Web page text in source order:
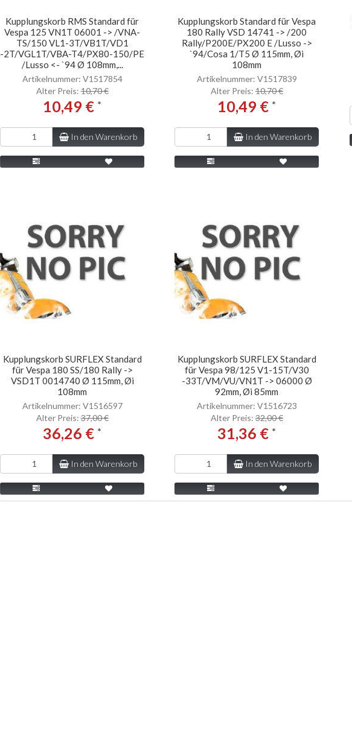
Kupplungskorb RMS Standard für
Vespa 125 VN1T 06001 -> /VNA-
TS/150 VL1-3T/VB1T/VD1
-2T/VGL1T/VBA-T4/PX80-150/PE
/Lusso <- `94 Ø 108mm,...
Artikelnummer: V1517854
Alter Preis:10,70 €
10,49 € *
In den Warenkorb
Kupplungskorb Standard für Vespa
180 Rally VSD 14741 -> /200
Rally/P200E/PX200 E /Lusso ->
`94/Cosa 1/T5 Ø 115mm, Øi
108mm
Artikelnummer: V1517839
Alter Preis: 10,70 €
10,49 € *
In den Warenkorb
Kupplungskorb SURFLEX Standard
für Vespa 180 SS/180 Rally ->
VSD1T 0014740 Ø 115mm, Øi
108mm
Artikelnummer: V1516597
Alter Preis:37,00 €
36,26 € *
In den Warenkorb
Kupplungskorb SURFLEX Standard
für Vespa 98/125 V1-15T/V30
-33T/VM/VU/VN1T -> 06000 Ø
92mm, Øi 85mm
Artikelnummer: V1516723
Alter Preis: 32,00 €
31,36 € *
In den Warenkorb